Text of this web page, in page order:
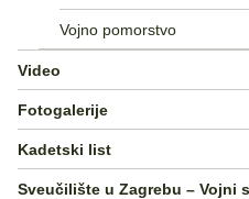
Vojno pomorstvo
Video
Fotogalerije
Kadetski list
Sveučilište u Zagrebu – Vojni